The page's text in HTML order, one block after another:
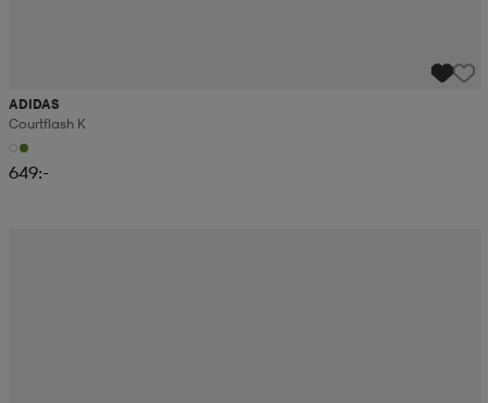
ADIDAS
Courtflash K
649:-